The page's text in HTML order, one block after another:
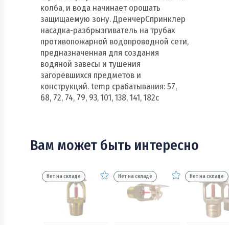
колба, и вода начинает орошать
защищаемую зону. ДренчерСпринклер
насадка-разбрызгиватель на трубах
противопожарной водопроводной сети,
предназначенная для создания
водяной завесы и тушения
загоревшихся предметов и
конструкций. temp срабатывания: 57,
68, 72, 74, 79, 93, 101, 138, 141, 182с
Вам может быть интересно
Нет на складе Нет на складе Нет на складе